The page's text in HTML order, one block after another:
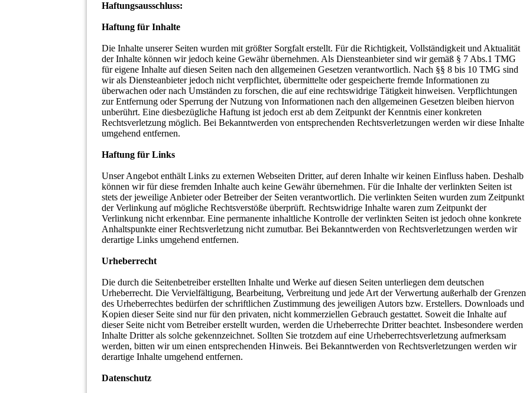
Haftungsausschluss:
Haftung für Inhalte
Die Inhalte unserer Seiten wurden mit größter Sorgfalt erstellt. Für die Richtigkeit, Vollständigkeit und Aktualität
der Inhalte können wir jedoch keine Gewähr übernehmen. Als Diensteanbieter sind wir gemäß § 7 Abs.1 TMG
für eigene Inhalte auf diesen Seiten nach den allgemeinen Gesetzen verantwortlich. Nach §§ 8 bis 10 TMG sind
wir als Diensteanbieter jedoch nicht verpflichtet, übermittelte oder gespeicherte fremde Informationen zu
überwachen oder nach Umständen zu forschen, die auf eine rechtswidrige Tätigkeit hinweisen. Verpflichtungen
zur Entfernung oder Sperrung der Nutzung von Informationen nach den allgemeinen Gesetzen bleiben hiervon
unberührt. Eine diesbezügliche Haftung ist jedoch erst ab dem Zeitpunkt der Kenntnis einer konkreten
Rechtsverletzung möglich. Bei Bekanntwerden von entsprechenden Rechtsverletzungen werden wir diese Inhalte
umgehend entfernen.
Haftung für Links
Unser Angebot enthält Links zu externen Webseiten Dritter, auf deren Inhalte wir keinen Einfluss haben. Deshalb
können wir für diese fremden Inhalte auch keine Gewähr übernehmen. Für die Inhalte der verlinkten Seiten ist
stets der jeweilige Anbieter oder Betreiber der Seiten verantwortlich. Die verlinkten Seiten wurden zum Zeitpunkt
der Verlinkung auf mögliche Rechtsverstöße überprüft. Rechtswidrige Inhalte waren zum Zeitpunkt der
Verlinkung nicht erkennbar. Eine permanente inhaltliche Kontrolle der verlinkten Seiten ist jedoch ohne konkrete
Anhaltspunkte einer Rechtsverletzung nicht zumutbar. Bei Bekanntwerden von Rechtsverletzungen werden wir
derartige Links umgehend entfernen.
Urheberrecht
Die durch die Seitenbetreiber erstellten Inhalte und Werke auf diesen Seiten unterliegen dem deutschen
Urheberrecht. Die Vervielfältigung, Bearbeitung, Verbreitung und jede Art der Verwertung außerhalb der Grenzen
des Urheberrechtes bedürfen der schriftlichen Zustimmung des jeweiligen Autors bzw. Erstellers. Downloads und
Kopien dieser Seite sind nur für den privaten, nicht kommerziellen Gebrauch gestattet. Soweit die Inhalte auf
dieser Seite nicht vom Betreiber erstellt wurden, werden die Urheberrechte Dritter beachtet. Insbesondere werden
Inhalte Dritter als solche gekennzeichnet. Sollten Sie trotzdem auf eine Urheberrechtsverletzung aufmerksam
werden, bitten wir um einen entsprechenden Hinweis. Bei Bekanntwerden von Rechtsverletzungen werden wir
derartige Inhalte umgehend entfernen.
Datenschutz